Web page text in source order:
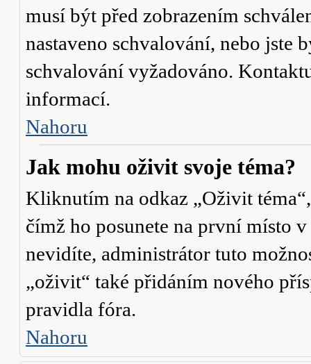
musí být před zobrazením
nastaveno schvalování, nebo jste
schvalování vyžadováno.
informací.
Nahoru
Jak mohu oživit svoje téma?
Kliknutím na odkaz „Oživit
čímž ho posunete na první místo
nevidíte, administrátor tuto
„oživit“ také přidáním nového
pravidla fóra.
Nahoru